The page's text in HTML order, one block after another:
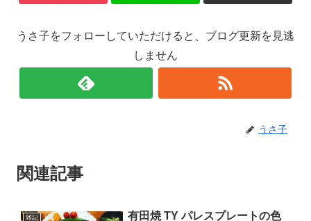
うさ子をフォローしていただけると、ブログ更新を見逃
しません
うさ子
関連記事
雑記 有田焼 TY パレスプレートの色